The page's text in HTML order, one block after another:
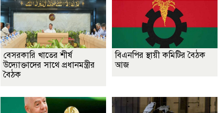
বেসরকারি খাতের শীর্ষ
উদ্যোক্তাদের সাথে প্রধানমন্ত্রীর
বৈঠক
বিএনপির স্থায়ী কমিটির বৈঠক
আজ